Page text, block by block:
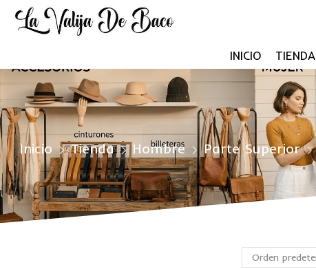
INICIO TIENDA
Inicio Tienda Hombre Parte Superior